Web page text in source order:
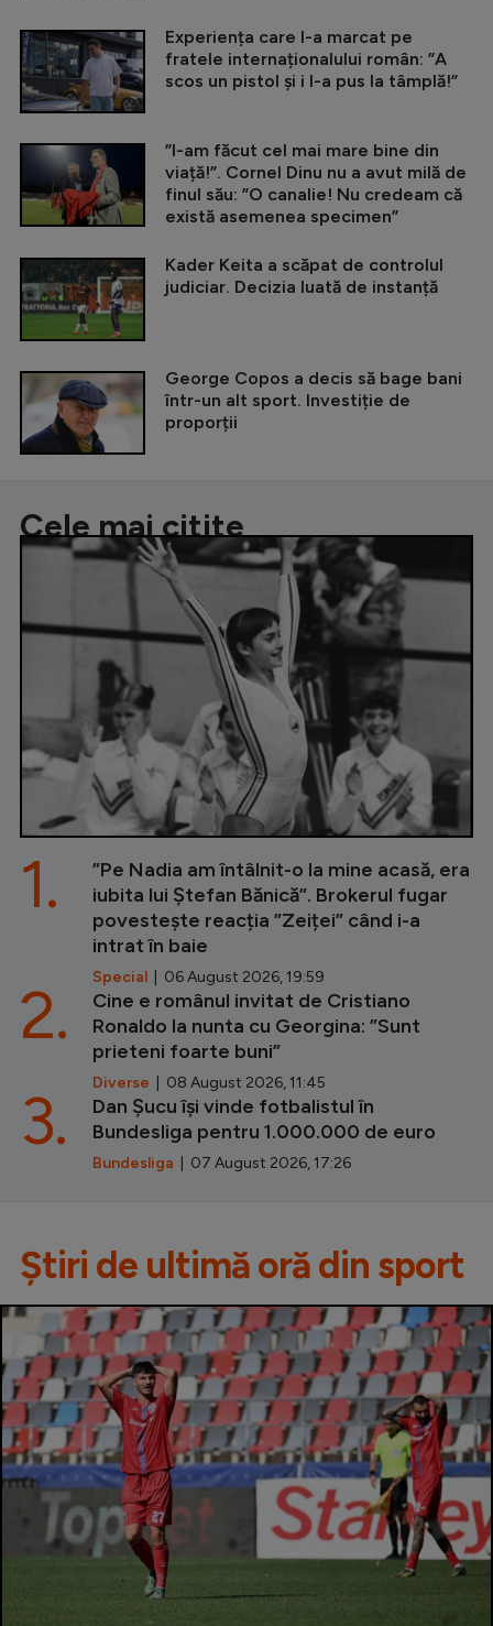
Experiența care l-a marcat pe
fratele internaționalului român: ”A
scos un pistol și i l-a pus la tâmplă!”
”I-am făcut cel mai mare bine din
viață!”. Cornel Dinu nu a avut milă de
finul său: ”O canalie! Nu credeam că
există asemenea specimen”
Kader Keita a scăpat de controlul
judiciar. Decizia luată de instanță
George Copos a decis să bage bani
într-un alt sport. Investiție de
proporții
Cele mai citite
”Pe Nadia am întâlnit-o la mine acasă, era
iubita lui Ștefan Bănică”. Brokerul fugar
povestește reacția ”Zeiței” când i-a
intrat în baie
Special | 06 August 2026, 19:59
1.
Cine e românul invitat de Cristiano
Ronaldo la nunta cu Georgina: ”Sunt
prieteni foarte buni”
Diverse | 08 August 2026, 11:45
2.
Dan Șucu își vinde fotbalistul în
Bundesliga pentru 1.000.000 de euro
Bundesliga | 07 August 2026, 17:26
3.
Știri de ultimă oră din sport